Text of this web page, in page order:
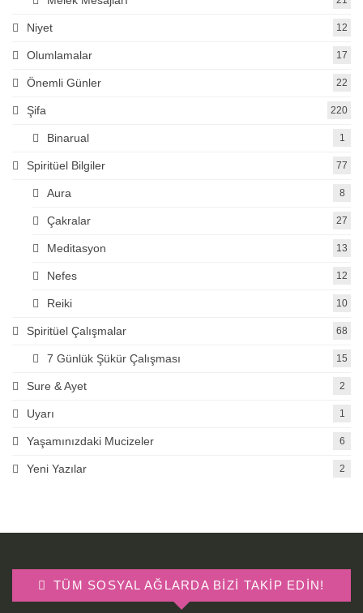
Niyet 12
Olumlamalar 17
Önemli Günler 22
Şifa 220
Binarual 1
Spiritüel Bilgiler 77
Aura 8
Çakralar 27
Meditasyon 13
Nefes 12
Reiki 10
Spiritüel Çalışmalar 68
7 Günlük Şükür Çalışması 15
Sure & Ayet 2
Uyarı 1
Yaşamınızdaki Mucizeler 6
Yeni Yazılar 2
TÜM SOSYAL AĞLARDA BIZI TAKIP EDIN!